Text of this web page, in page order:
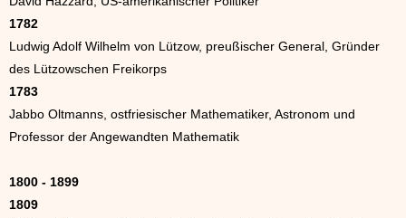
1782
Ludwig Adolf Wilhelm von Lützow, preußischer General, Gründer
des Lützowschen Freikorps
1783
Jabbo Oltmanns, ostfriesischer Mathematiker, Astronom und
Professor der Angewandten Mathematik
1800 - 1899
1809